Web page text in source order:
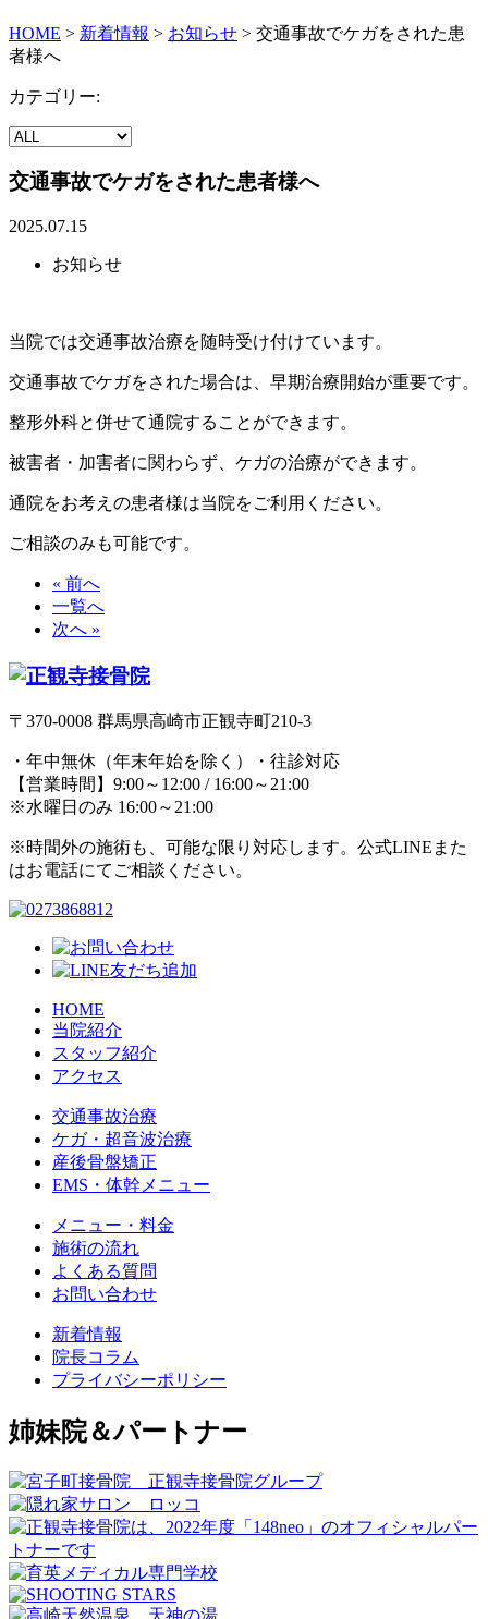
HOME > 新着情報 > お知らせ > 交通事故でケガをされた患
者様へ
カテゴリー:
交通事故でケガをされた患者様へ
2025.07.15
お知らせ
当院では交通事故治療を随時受け付けています。
交通事故でケガをされた場合は、早期治療開始が重要です。
整形外科と併せて通院することができます。
被害者・加害者に関わらず、ケガの治療ができます。
通院をお考えの患者様は当院をご利用ください。
ご相談のみも可能です。
« 前へ
一覧へ
次へ »
〒370-0008 群馬県高崎市正観寺町210-3
・年中無休（年末年始を除く）・往診対応
【営業時間】9:00～12:00 / 16:00～21:00
※水曜日のみ 16:00～21:00
※時間外の施術も、可能な限り対応します。公式LINEまた
はお電話にてご相談ください。
HOME
当院紹介
スタッフ紹介
アクセス
交通事故治療
ケガ・超音波治療
産後骨盤矯正
EMS・体幹メニュー
メニュー・料金
施術の流れ
よくある質問
お問い合わせ
新着情報
院長コラム
プライバシーポリシー
姉妹院＆パートナー